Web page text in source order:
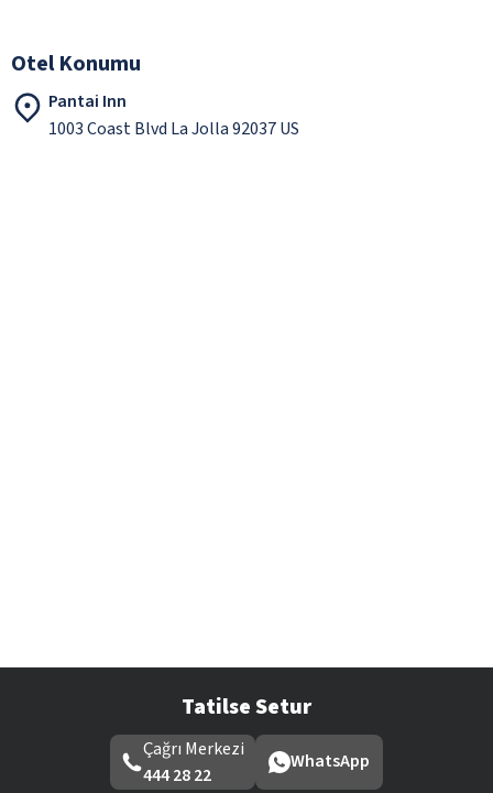
Otel Konumu
Pantai Inn
1003 Coast Blvd La Jolla 92037 US
Tatilse Setur
Çağrı Merkezi
444 28 22
WhatsApp